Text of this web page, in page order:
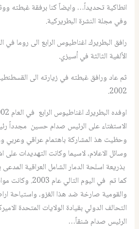
انطاكية تحديداً… وايضاً كنا برفقة غبطته
وفي مجلة النشرة البطريركية.
الألفية الثالثة في أسيزي.
ثم عاد ورافق غبطته في زيارته الى
2002.
الاستفتاء على الرئيس صدام حسين مجدداً
وحظيت هذ المشاركة باهتمام عراقي وعربي
وسائل الاعلام، لاسيما وكانت التهديدات على
بذريعة اسلحة الدمار الشامل العراقية المدعى
كما تم في اليوم
والقومية صارخة ضد هذا الغزو، واستباحة
التحالف الدولي بقيادة الولايات المتحدة
الرئيس صدام شنقاً…